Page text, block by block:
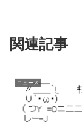
関連記事
ニュース